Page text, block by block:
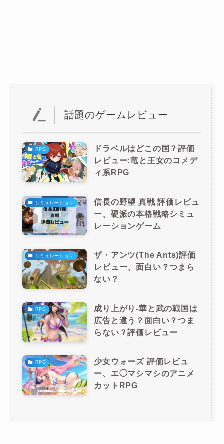
話題のゲームレビュー
RPG
ドラベルはどこの国？評価
レビュー:竜と王女のコメデ
ィ系RPG
シミュレーション
信長の野望 真戦 評価レビュ
ー、硬派の本格戦略シミュ
レーションゲーム
シミュレーション
ザ・アンツ(The Ants)評価
レビュー、面白い？つまら
ない？
RPG
成り上がり-華と武の戦国は
広告と違う？面白い？つま
らない？評価レビュー
RPG
少女ウォーズ 評価レビュ
ー、エ◯マシマシのアニメ
カットRPG